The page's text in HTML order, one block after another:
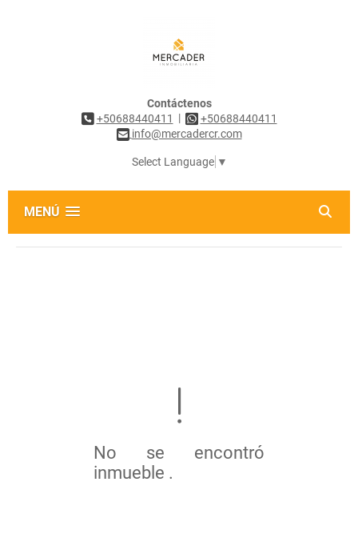
Contáctenos
+50688440411
|
+50688440411
info@mercadercr.com
Select Language ▼
MENÚ
No se encontró
inmueble .